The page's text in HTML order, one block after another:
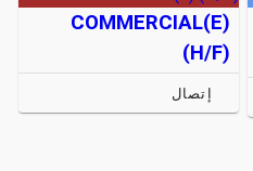
COMMERCIAL(E)
(H/F)
إتصال